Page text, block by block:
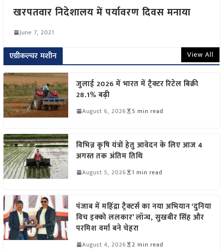
खरपतवार निदेशालय में पर्यावरण दिवस मनाया
June 7, 2021
एग्रीकल्चर मशीन View All
जुलाई 2026 में भारत में ट्रैक्टर रिटेल बिक्री
28.1% बढ़ी
August 6, 2026 5 min read
विभिन्न कृषि यंत्रों हेतु आवेदन के लिए आज 4
अगस्त तक अंतिम तिथि
August 5, 2026 1 min read
पंजाब में महिंद्रा ट्रैक्टर्स का नया अभियान ‘दुनिया
विच इक्को ललकार’ लॉन्च, सुखबीर सिंह और
परमिश वर्मा बने चेहरा
August 4, 2026 2 min read